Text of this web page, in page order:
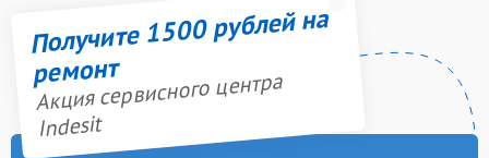
Получите 1500 рублей на
ремонт
Акция сервисного центра
Indesit